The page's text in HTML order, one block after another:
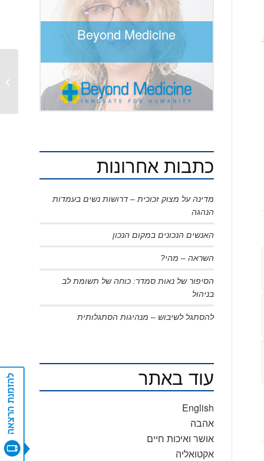
Beyond Medicine
כתבות אחרונות
מדינה על מצוק זכוכית – דרושות נשים בעמדות
הנהגה
האנשים הנכונים במקום הנכון
השראה – מהי?
הסיפור של נאות סמדר: כוחה של תשומת לב
בניהול
להסתגל לשיבוש – מנהיגות הסתגלותית
עוד באתר
English
אהבה
אושר ואיכות חיים
אקטואליה